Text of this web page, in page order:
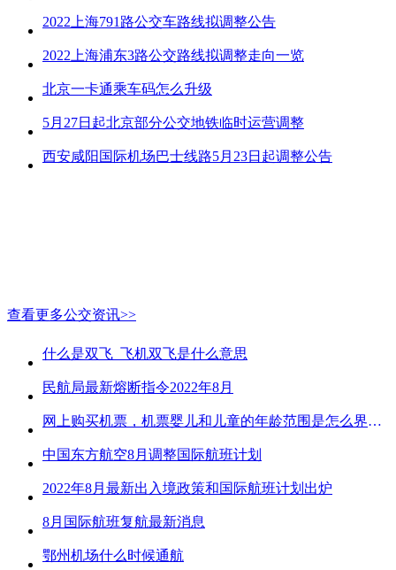
2022上海791路公交车路线拟调整公告
2022上海浦东3路公交路线拟调整走向一览
北京一卡通乘车码怎么升级
5月27日起北京部分公交地铁临时运营调整
西安咸阳国际机场巴士线路5月23日起调整公告
查看更多公交资讯>>
什么是双飞_飞机双飞是什么意思
民航局最新熔断指令2022年8月
网上购买机票，机票婴儿和儿童的年龄范围是怎么界定的？
中国东方航空8月调整国际航班计划
2022年8月最新出入境政策和国际航班计划出炉
8月国际航班复航最新消息
鄂州机场什么时候通航